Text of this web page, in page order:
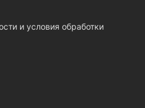
и условия обработки